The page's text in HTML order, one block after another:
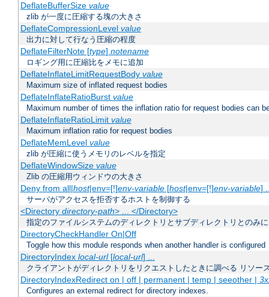
DeflateBufferSize value
zlib が一度に圧縮する塊の大きさ
DeflateCompressionLevel value
出力に対して行なう圧縮の程度
DeflateFilterNote [type] notename
ロギング用に圧縮比をメモに追加
DeflateInflateLimitRequestBody value
Maximum size of inflated request bodies
DeflateInflateRatioBurst value
Maximum number of times the inflation ratio for request bodies can
DeflateInflateRatioLimit value
Maximum inflation ratio for request bodies
DeflateMemLevel value
zlib が圧縮に使うメモリのレベルを指定
DeflateWindowSize value
Zlib の圧縮用ウィンドウの大きさ
Deny from all|host|env=[!]env-variable[host|env=[!]env-variable]
サーバがアクセスを拒否するホストを制御する
<Directory directory-path> ... </Directory>
指定のファイルシステムのディレクトリとサブディレクトリとのみ
DirectoryCheckHandler On|Off
Toggle how this module responds when another handler is configured
DirectoryIndex local-url[local-url] ...
クライアントがディレクトリをリクエストしたときに調べる リソー
DirectoryIndexRedirect on | off | permanent | temp | seeother |
Configures an external redirect for directory indexes.